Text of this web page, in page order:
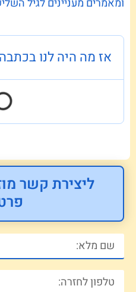
אז מה היה לנו
ליצירת קשר